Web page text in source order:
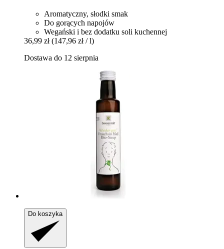
Aromatyczny, słodki smak
Do gorących napojów
Wegański i bez dodatku soli kuchennej
36,99 zł (147,96 zł / l)
Dostawa do 12 sierpnia
Do koszyka